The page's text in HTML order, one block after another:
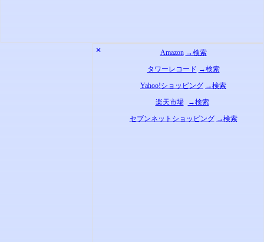
✕ Amazon →検索
タワーレコード →検索
Yahoo!ショッピング →検索
楽天市場
→検索
セブンネットショッピング →検索